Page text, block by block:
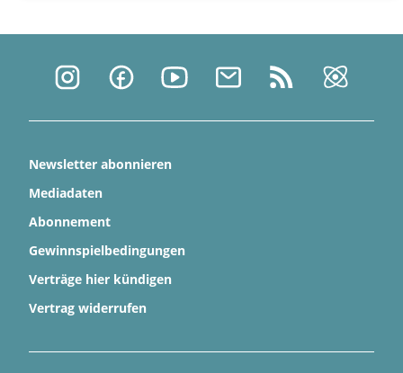
Newsletter abonnieren
Mediadaten
Abonnement
Gewinnspielbedingungen
Verträge hier kündigen
Vertrag widerrufen